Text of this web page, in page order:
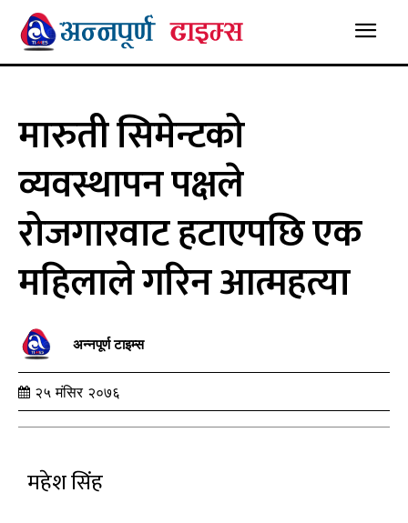
मारुती सिमेन्टको
व्यवस्थापन पक्षले
रोजगारवाट हटाएपछि एक
महिलाले गरिन आत्महत्या
अन्नपूर्ण टाइम्स
२५ मंसिर २०७६
महेश सिंह